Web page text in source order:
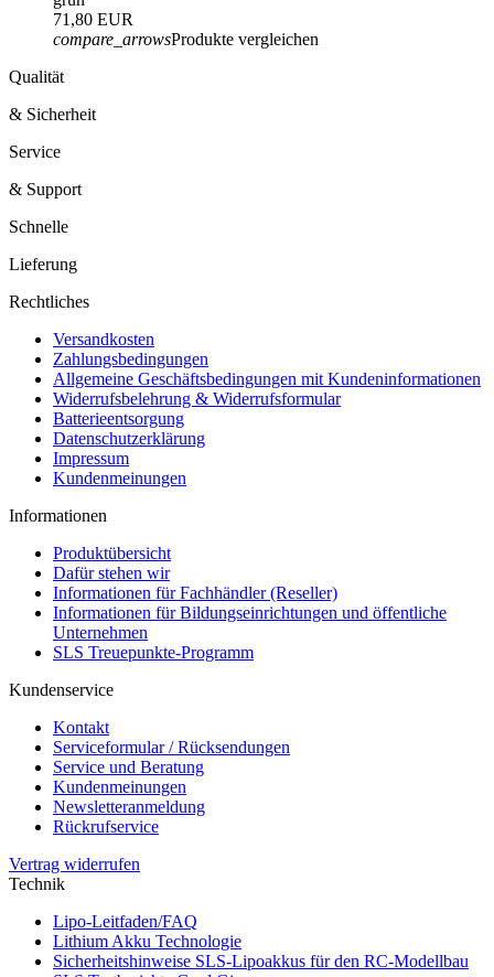
71,80 EUR
compare_arrowsProdukte vergleichen
Qualität
& Sicherheit
Service
& Support
Schnelle
Lieferung
Rechtliches
Versandkosten
Zahlungsbedingungen
Allgemeine Geschäftsbedingungen mit Kundeninformationen
Widerrufsbelehrung & Widerrufsformular
Batterieentsorgung
Datenschutzerklärung
Impressum
Kundenmeinungen
Informationen
Produktübersicht
Dafür stehen wir
Informationen für Fachhändler (Reseller)
Informationen für Bildungseinrichtungen und öffentliche
Unternehmen
SLS Treuepunkte-Programm
Kundenservice
Kontakt
Serviceformular / Rücksendungen
Service und Beratung
Kundenmeinungen
Newsletteranmeldung
Rückrufservice
Vertrag widerrufen
Technik
Lipo-Leitfaden/FAQ
Lithium Akku Technologie
Sicherheitshinweise SLS-Lipoakkus für den RC-Modellbau